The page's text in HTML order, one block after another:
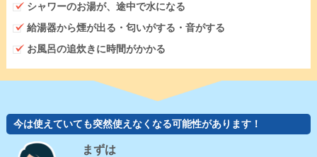
シャワーのお湯が、途中で水になる
給湯器から煙が出る・匂いがする・音がする
お風呂の追炊きに時間がかかる
今は使えていても突然使えなくなる可能性があります！
まずは